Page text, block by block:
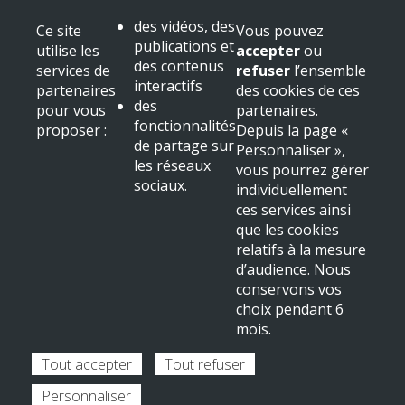
Précédent
Suivant
+ voir toutes les dates
Mairie de Beaulieu sur Dordogne
Place Albert
19120 Beaulieu sur Dordogne
NOUS LOCALISER
Ce site
utilise les
services de
partenaires
pour vous
proposer :
des vidéos, des
publications et
des contenus
interactifs
des
fonctionnalités
de partage sur
les réseaux
sociaux.
Vous pouvez
accepterou
refuser l’ensemble
des cookies de ces
partenaires.
Depuis la page «
Personnaliser »,
vous pourrez gérer
individuellement
ces services ainsi
que les cookies
relatifs à la mesure
d’audience. Nous
conservons vos
choix pendant 6
mois.
Tout accepter
Tout refuser
Personnaliser